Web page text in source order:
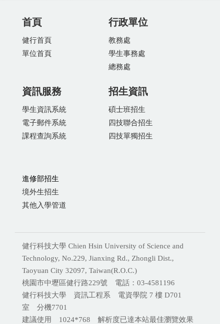
首頁
健行首頁
單位首頁
行政單位
教務處
學生事務處
總務處
資訊服務
學生資訊系統
電子郵件系統
課程查詢系統
招生資訊
碩士班招生
四技聯合招生
四技單獨招生
進修部招生
境外生招生
其他入學管道
健行科技大學 Chien Hsin University of Science and
Technology, No.229, Jianxing Rd., Zhongli Dist.,
Taoyuan City 32097, Taiwan(R.O.C.)
桃園市中壢區健行路229號 電話：03-4581196
健行科技大學 資訊工程系 電資學院 7 樓 D701
室 分機7701
建議使用 1024*768 解析度已達本站最佳瀏覽效果